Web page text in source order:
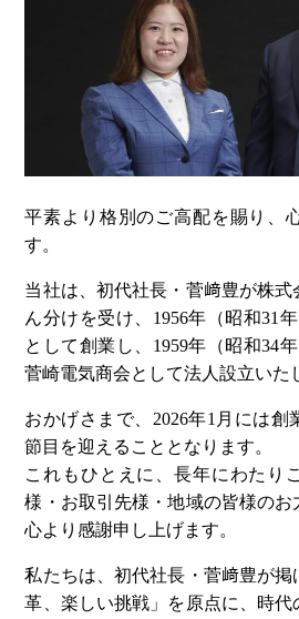
平素より格別のご高配を賜り、
す。
当社は、初代社長・菅﨑豊が株
ん分けを受け、1956年（昭和31
として創業し、1959年（昭和34
菅崎電気商会として法人設立いた
おかげさまで、2026年1月には創
節目を迎えることとなります。
これもひとえに、長年にわたり
様・お取引先様・地域の皆様のお
心より感謝申し上げます。
私たちは、初代社長・菅﨑豊が
革、楽しい挑戦」を原点に、時代